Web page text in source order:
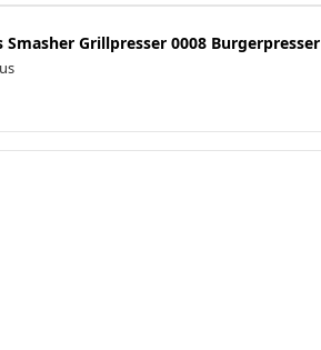
Grillpresser 0008 Burgerpresser